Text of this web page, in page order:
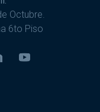
Octubre.
6to Piso